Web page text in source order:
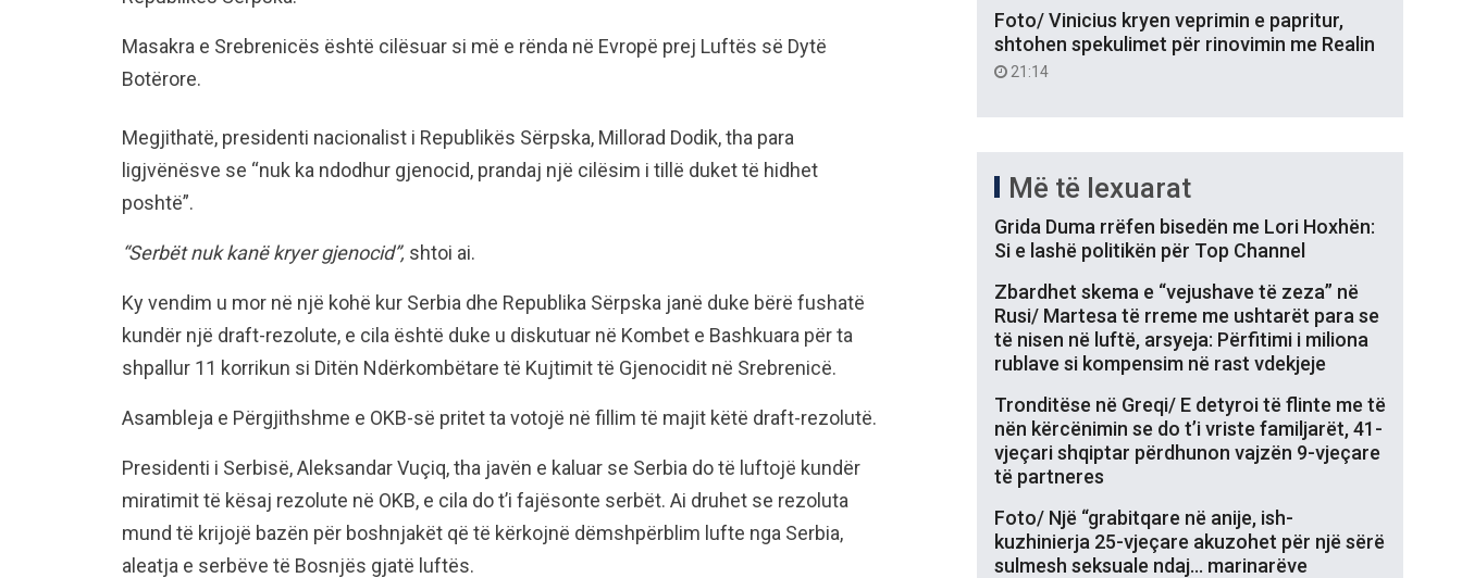
Masakra e Srebrenicës është cilësuar si më e rënda në Evropë prej Luftës së Dytë
Botërore.
Megjithatë, presidenti nacionalist i Republikës Sërpska, Millorad Dodik, tha para
ligjvënësve se “nuk ka ndodhur gjenocid, prandaj një cilësim i tillë duket të hidhet
poshtë”.
“Serbët nuk kanë kryer gjenocid”, shtoi ai.
Ky vendim u mor në një kohë kur Serbia dhe Republika Sërpska janë duke bërë fushatë
kundër një draft-rezolute, e cila është duke u diskutuar në Kombet e Bashkuara për ta
shpallur 11 korrikun si Ditën Ndërkombëtare të Kujtimit të Gjenocidit në Srebrenicë.
Asambleja e Përgjithshme e OKB-së pritet ta votojë në fillim të majit këtë draft-rezolutë.
Presidenti i Serbisë, Aleksandar Vuçiq, tha javën e kaluar se Serbia do të luftojë kundër
miratimit të kësaj rezolute në OKB, e cila do t’i fajësonte serbët. Ai druhet se rezoluta
mund të krijojë bazën për boshnjakët që të kërkojnë dëmshpërblim lufte nga Serbia,
aleatja e serbëve të Bosnjës gjatë luftës.
Foto/ Vinicius kryen veprimin e papritur,
shtohen spekulimet për rinovimin me Realin
21:14
Më të lexuarat
Grida Duma rrëfen bisedën me Lori Hoxhën:
Si e lashë politikën për Top Channel
Zbardhet skema e “vejushave të zeza” në
Rusi/ Martesa të rreme me ushtarët para se
të nisen në luftë, arsyeja: Përfitimi i miliona
rublave si kompensim në rast vdekjeje
Tronditëse në Greqi/ E detyroi të flinte me të
nën kërcënimin se do t’i vriste familjarët, 41-
vjeçari shqiptar përdhunon vajzën 9-vjeçare
të partneres
Foto/ Një “grabitqare në anije, ish-
kuzhinierja 25-vjeçare akuzohet për një sërë
sulmesh seksuale ndaj… marinarëve